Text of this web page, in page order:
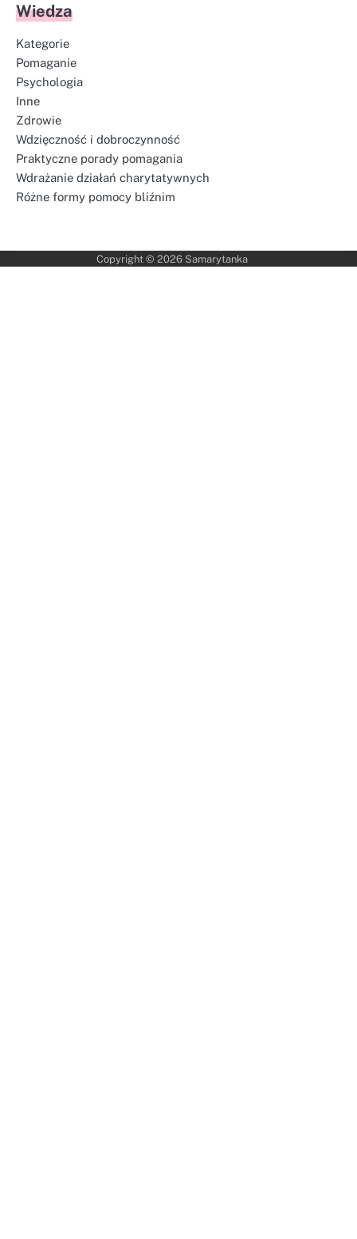
Wiedza
Kategorie
Pomaganie
Psychologia
Inne
Zdrowie
Wdzięczność i dobroczynność
Praktyczne porady pomagania
Wdrażanie działań charytatywnych
Różne formy pomocy bliźnim
Copyright © 2026 Samarytanka